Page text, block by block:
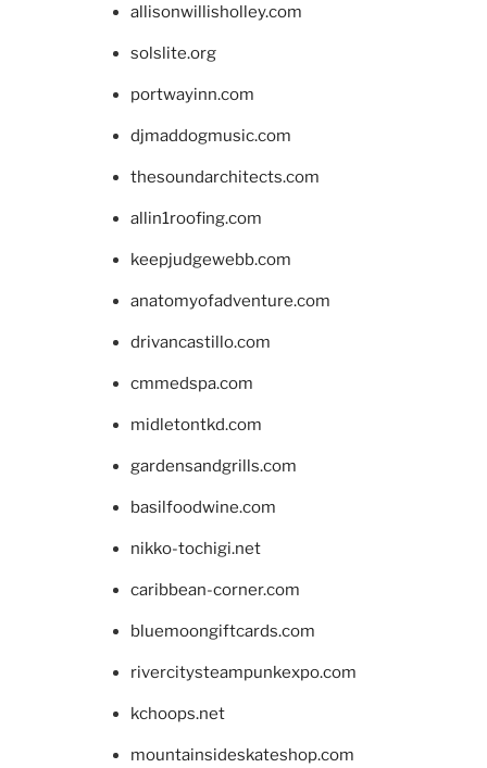
allisonwillisholley.com
solslite.org
portwayinn.com
djmaddogmusic.com
thesoundarchitects.com
allin1roofing.com
keepjudgewebb.com
anatomyofadventure.com
drivancastillo.com
cmmedspa.com
midletontkd.com
gardensandgrills.com
basilfoodwine.com
nikko-tochigi.net
caribbean-corner.com
bluemoongiftcards.com
rivercitysteampunkexpo.com
kchoops.net
mountainsideskateshop.com